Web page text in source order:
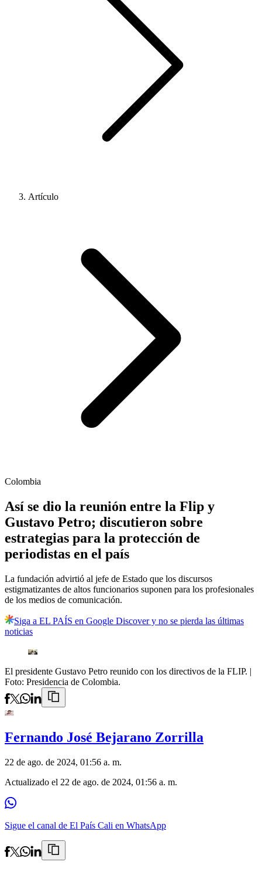
Artículo
Colombia
Así se dio la reunión entre la Flip y
Gustavo Petro; discutieron sobre
estrategias para la protección de
periodistas en el país
La fundación advirtió al jefe de Estado que los discursos
estigmatizantes de altos funcionarios suponen para los profesionales
de los medios de comunicación.
Siga a EL PAÍS en Google Discover y no se pierda las últimas
noticias
El presidente Gustavo Petro reunido con los directivos de la FLIP. |
Foto: Presidencia de Colombia.
Fernando José Bejarano Zorrilla
22 de ago. de 2024, 01:56 a. m.
Actualizado el 22 de ago. de 2024, 01:56 a. m.
Sigue el canal de El País Cali en WhatsApp